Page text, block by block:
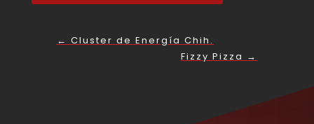
← Cluster de Energía Chih.
Fizzy Pizza →